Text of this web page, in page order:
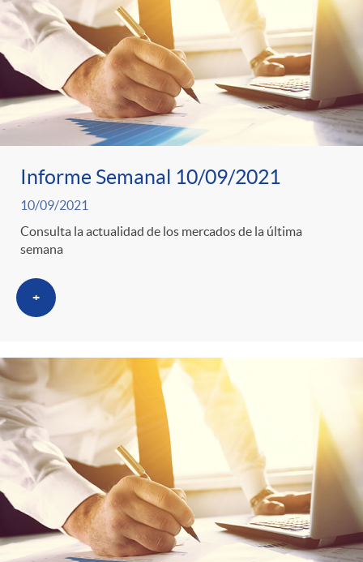
r
n
o
t
i
c
i
a
s
e
n
t
e
n
i
d
o
A
n
c
u
b
l
c
a
d
o
r
d
e
Informe Semanal 10/09/2021
10/09/2021
Consulta la actualidad de los mercados de la última
semana
+